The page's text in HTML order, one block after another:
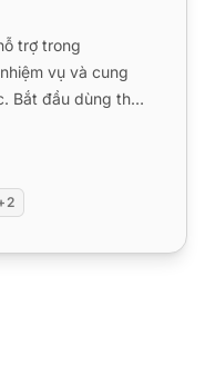
trợ trong
vụ và cung
Bắt đầu dùng thử